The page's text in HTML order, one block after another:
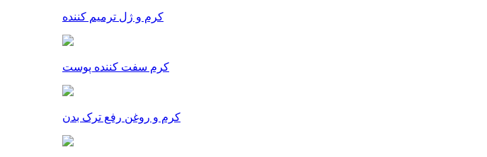
کرم و ژل ترمیم کننده
کرم سفت کننده پوست
کرم و روغن رفع ترک بدن